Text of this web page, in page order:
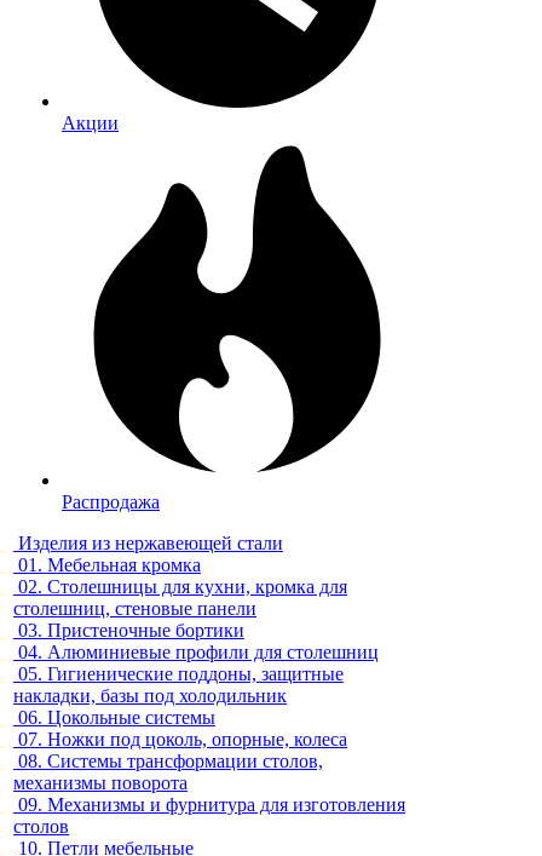
Акции
Распродажа
Изделия из нержавеющей стали
01. Мебельная кромка
02. Столешницы для кухни, кромка для
столешниц, стеновые панели
03. Пристеночные бортики
04. Алюминиевые профили для столешниц
05. Гигиенические поддоны, защитные
накладки, базы под холодильник
06. Цокольные системы
07. Ножки под цоколь, опорные, колеса
08. Системы трансформации столов,
механизмы поворота
09. Механизмы и фурнитура для изготовления
столов
10. Петли мебельные